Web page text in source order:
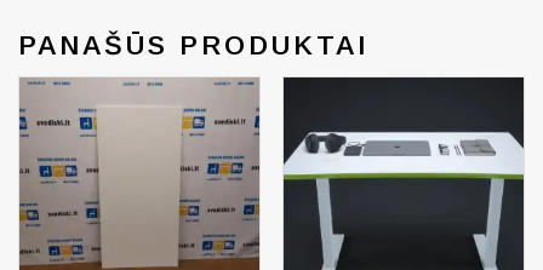
PANAŠŪS PRODUKTAI